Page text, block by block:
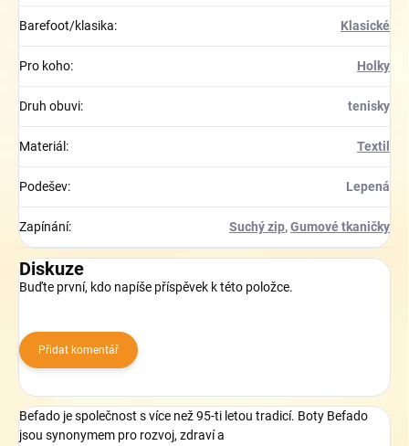
Barefoot/klasika: Klasické
Pro koho: Holky
Druh obuvi: tenisky
Materiál : Textil
Podešev: Lepená
Zapínání: Suchý zip,Gumové tkaničky
Diskuze
Buďte první, kdo napíše příspěvek k této položce.
Přidat komentář
Befado je společnost s více než95-ti letou tradicí. Boty Befado
jsou synonymem pro rozvoj, zdraví a